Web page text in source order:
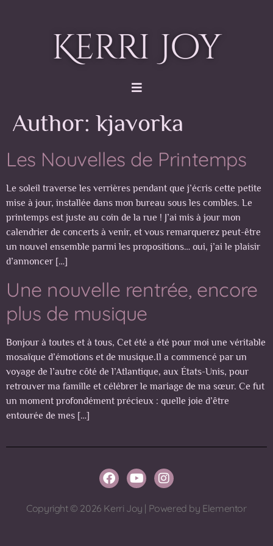
Kerri Joy
Author:kjavorka
Les Nouvelles de Printemps
Le soleil traverse les verrières pendant que j’écris cette petite
mise à jour, installée dans mon bureau sous les combles. Le
printemps est juste au coin de la rue ! J’ai mis à jour mon
calendrier de concerts à venir, et vous remarquerez peut-être
un nouvel ensemble parmi les propositions… oui, j’ai le plaisir
d’annoncer […]
Une nouvelle rentrée, encore
plus de musique
Bonjour à toutes et à tous, Cet été a été pour moi une véritable
mosaïque d’émotions et de musique.Il a commencé par un
voyage de l’autre côté de l’Atlantique, aux États-Unis, pour
retrouver ma famille et célébrer le mariage de ma sœur. Ce fut
un moment profondément précieux : quelle joie d’être
entourée de mes […]
Copyright © 2026 Kerri Joy | Powered by Elementor